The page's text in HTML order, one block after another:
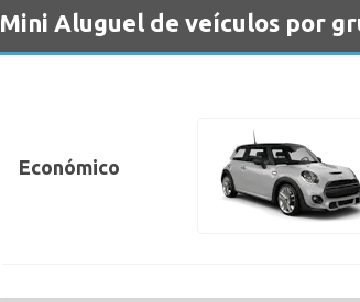
Mini Aluguel de veículos por
Económico